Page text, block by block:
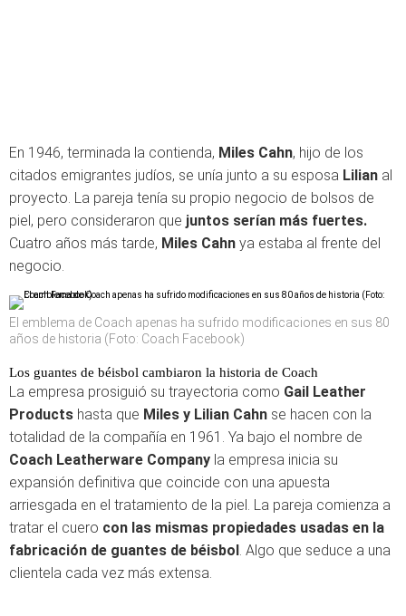
En 1946, terminada la contienda, Miles Cahn, hijo de los
citados emigrantes judíos, se unía junto a su esposa Lilian al
proyecto. La pareja tenía su propio negocio de bolsos de
piel, pero consideraron que juntos serían más fuertes.
Cuatro años más tarde, Miles Cahn ya estaba al frente del
negocio.
El emblema de Coach apenas ha sufrido modificaciones en sus 80
años de historia (Foto: Coach Facebook)
Los guantes de béisbol cambiaron la historia de Coach
La empresa prosiguió su trayectoria como Gail Leather
Products hasta que Miles y Lilian Cahn se hacen con la
totalidad de la compañía en 1961. Ya bajo el nombre de
Coach Leatherware Company la empresa inicia su
expansión definitiva que coincide con una apuesta
arriesgada en el tratamiento de la piel. La pareja comienza a
tratar el cuero con las mismas propiedades usadas en la
fabricación de guantes de béisbol. Algo que seduce a una
clientela cada vez más extensa.